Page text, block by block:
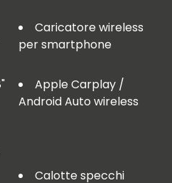
Caricatore wireless
per smartphone
Apple Carplay /
Android Auto wireless
Calotte specchi